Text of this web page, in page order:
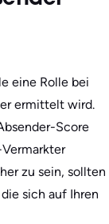
eine Rolle bei
ermittelt wird.
Score
zu sein, sollten
sich auf Ihren